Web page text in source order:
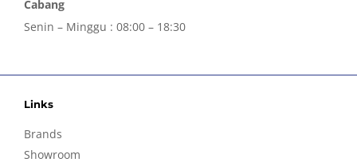
Cabang
Senin – Minggu : 08:00 – 18:30
Links
Brands
Showroom